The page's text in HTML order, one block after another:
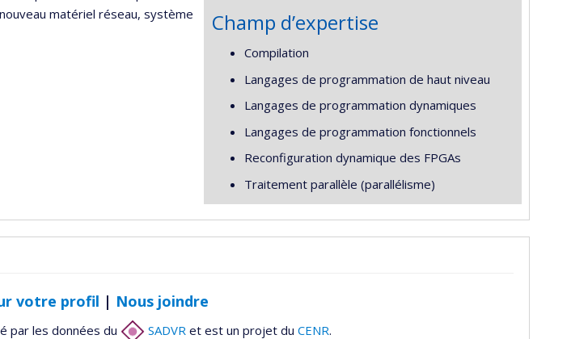
matériel réseau, système
Champ d’expertise
Compilation
Langages de programmation de haut niveau
Langages de programmation dynamiques
Langages de programmation fonctionnels
Reconfiguration dynamique des FPGAs
Traitement parallèle (parallélisme)
votre profil | Nous joindre
par les données du SADVR et est un projet du CENR.